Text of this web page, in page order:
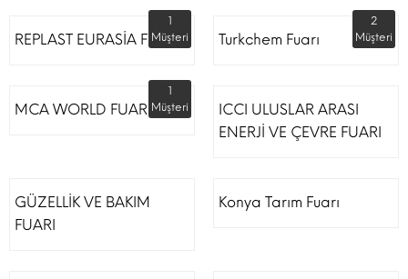
REPLAST EURASİA FUARI
1
Müşteri
Turkchem Fuarı
2
Müşteri
MCA WORLD FUARI
1
Müşteri
ICCI ULUSLAR ARASI
ENERJİ VE ÇEVRE FUARI
GÜZELLİK VE BAKIM
FUARI
Konya Tarım Fuarı